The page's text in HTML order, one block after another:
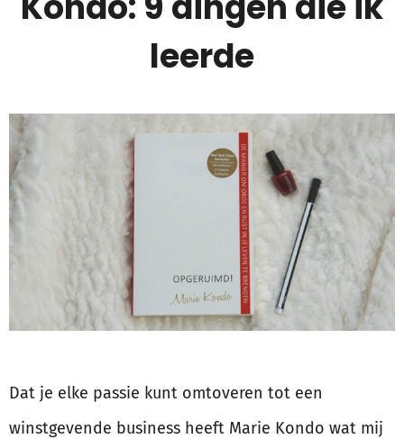
leerde
Dat je elke passie kunt omtoveren tot een
winstgevende business heeft Marie Kondo wat mij